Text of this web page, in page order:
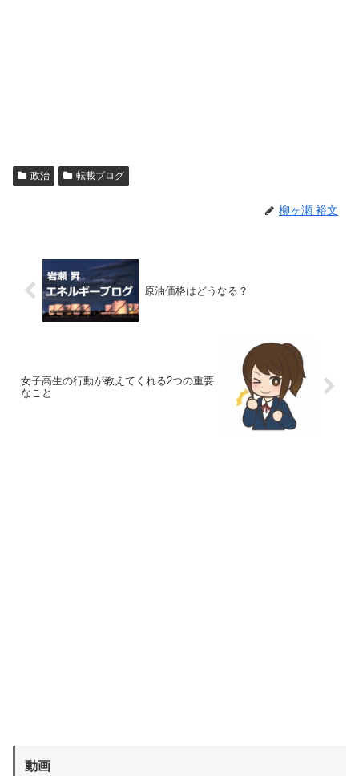
政治 転載ブログ
柳ヶ瀬 裕文
原油価格はどうなる？
女子高生の行動が教えてくれる2つの重要
なこと
動画